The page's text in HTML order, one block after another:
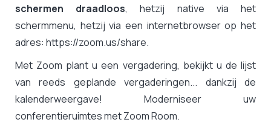
schermen draadloos, hetzij native via het
schermmenu, hetzij via een internetbrowser op het
adres: https://zoom.us/share.
Met Zoom plant u een vergadering, bekijkt u de lijst
van reeds geplande vergaderingen... dankzij de
kalenderweergave! Moderniseer uw
conferentieruimtes met Zoom Room.